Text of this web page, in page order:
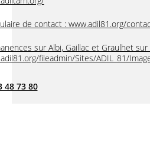
de contact : www.adil81.org/
sur Albi, Gaillac et Graulhet
fileadmin/Sites/ADIL_81/
48 73 80